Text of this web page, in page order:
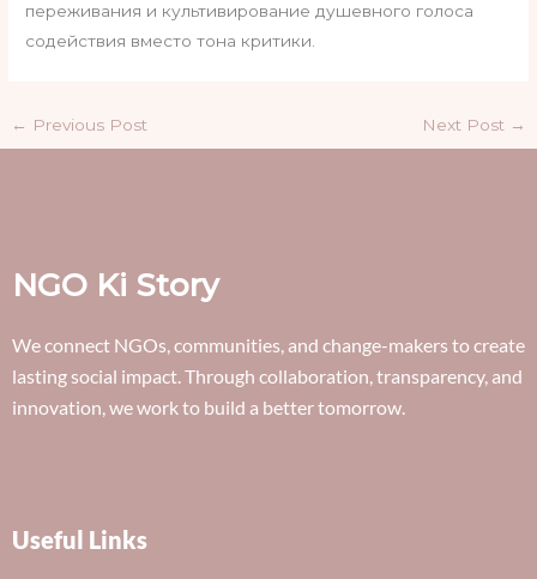
переживания и культивирование душевного голоса
содействия вместо тона критики.
← Previous Post Next Post →
NGO Ki Story
We connect NGOs, communities, and change-makers to create
lasting social impact. Through collaboration, transparency, and
innovation, we work to build a better tomorrow.
Useful Links